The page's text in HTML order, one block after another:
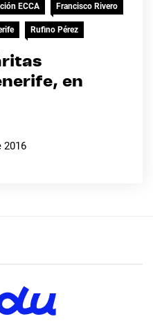
ECCA Francisco Rivero
Rufino Pérez
en
2016